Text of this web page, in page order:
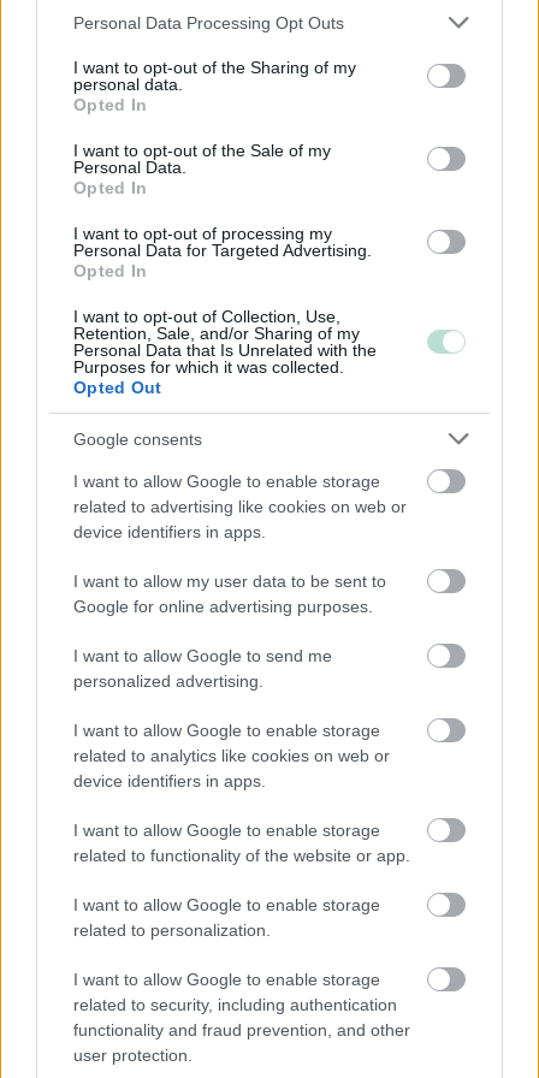
Please note that this website/app uses one or more Google
not limited to your visit or usage behaviour. You may click to
grant or deny consent to Google and its third-party tags to
use your data for below specified purposes in below Google
consent section.
Personal Data Processing Opt Outs
I want to opt-out of the Sharing of my
personal data.
Opted In
I want to opt-out of the Sale of my
Personal Data.
Opted In
I want to opt-out of processing my
Personal Data for Targeted Advertising.
Opted In
I want to opt-out of Collection, Use,
Retention, Sale, and/or Sharing of my
Personal Data that Is Unrelated with the
Purposes for which it was collected.
Opted Out
Google consents
I want to allow Google to enable storage
related to advertising like cookies on web or
device identifiers in apps.
I want to allow my user data to be sent to
Google for online advertising purposes.
I want to allow Google to send me
personalized advertising.
I want to allow Google to enable storage
related to analytics like cookies on web or
device identifiers in apps.
I want to allow Google to enable storage
related to functionality of the website or app.
I want to allow Google to enable storage
related to personalization.
I want to allow Google to enable storage
related to security, including authentication
functionality and fraud prevention, and other
user protection.
Asunto-osakeyhtiö
Kommandiittiyhtiö
Avoin yhtiö
Toiminimi
Järjestöt ja yhdistykset
Toimiala
Informaatio ja viestintä
Kiinteistöalan toiminta
Kuljetusliike­toiminta
Maa-, metsä- ja kalatalous
Palveluliiketoiminta
Rahoitus- ja vakuutustoiminta
Rakentaminen
Teollisuus
Terveys- ja sosiaalipalvelut
Palvelutarjonta
ALV-laskelmat, ilmoitukset verottajalle ja
Henkilöstöhallinnon palvelut
Lakisääteinen kirjanpito
Liiketoiminnan kehittämispalvelut (esim.
verosuunnittelu)
Maksatuspalvelut
Myyntilaskuihin liittyvät palvelut